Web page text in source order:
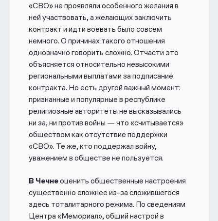
«СВО» не проявляли особенного желания в
ней участвовать, а желающих заключить
контракт и идти воевать было совсем
немного. О причинах такого отношения
однозначно говорить сложно. Отчасти это
объясняется относительно невысокими
региональными выплатами за подписание
контракта. Но есть другой важный момент:
признанные и популярные в республике
религиозные авторитеты не высказывались
ни за, ни против войны — что «считывается»
обществом как отсутствие поддержки
«СВО». Те же, кто поддержал войну,
уважением в обществе не пользуется.
В Чечнеоценить общественные настроения
существенно сложнее из-за сложившегося
здесь тоталитарного режима. По сведениям
Центра «Мемориал», общий настрой в